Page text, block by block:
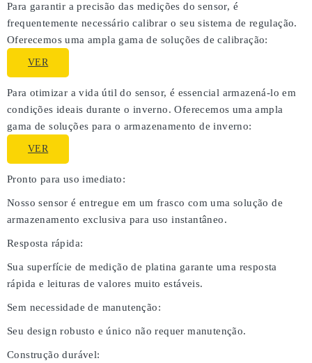
Para garantir a precisão das medições do sensor, é
frequentemente necessário calibrar o seu sistema de regulação.
Oferecemos uma ampla gama de soluções de calibração:
VER
Para otimizar a vida útil do sensor, é essencial armazená-lo em
condições ideais durante o inverno. Oferecemos uma ampla
gama de soluções para o armazenamento de inverno:
VER
Pronto para uso imediato:
Nosso sensor é entregue em um frasco com uma solução de
armazenamento exclusiva para uso instantâneo.
Resposta rápida:
Sua superfície de medição de platina garante uma resposta
rápida e leituras de valores muito estáveis.
Sem necessidade de manutenção:
Seu design robusto e único não requer manutenção.
Construção durável: